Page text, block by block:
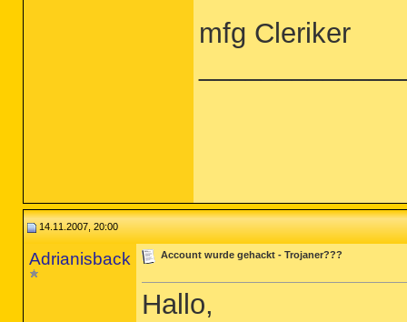
mfg Cleriker
14.11.2007, 20:00
Adrianisback Account wurde gehackt - Trojaner???
Hallo,